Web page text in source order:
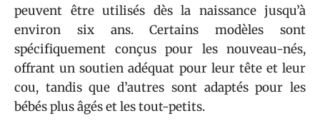
peuvent être utilisés dès la naissance jusqu’à
environ six ans. Certains modèles sont
spécifiquement conçus pour les nouveau-nés,
offrant un soutien adéquat pour leur tête et leur
cou, tandis que d’autres sont adaptés pour les
bébés plus âgés et les tout-petits.